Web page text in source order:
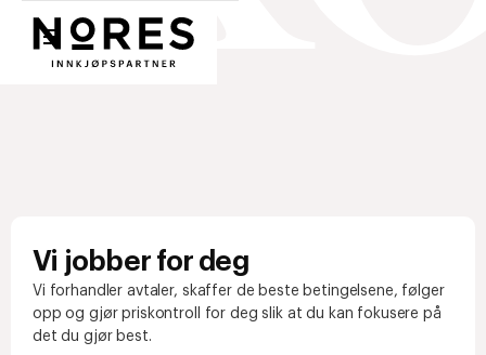
Nores
Vi jobber for deg
Vi forhandler avtaler, skaffer de beste betingelsene, følger
opp og gjør priskontroll for deg slik at du kan fokusere på
det du gjør best.